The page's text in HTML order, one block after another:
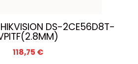
DS-2CE56D8T-
118,75 €